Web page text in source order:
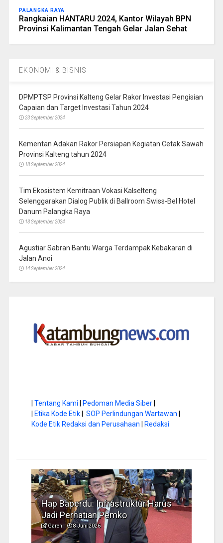
PALANGKA RAYA
Rangkaian HANTARU 2024, Kantor Wilayah BPN
Provinsi Kalimantan Tengah Gelar Jalan Sehat
EKONOMI & BISNIS
DPMPTSP Provinsi Kalteng Gelar Rakor Investasi Pengisian
Capaian dan Target Investasi Tahun 2024
23 September 2024
Kementan Adakan Rakor Persiapan Kegiatan Cetak Sawah
Provinsi Kalteng tahun 2024
18 September 2024
Tim Ekosistem Kemitraan Vokasi Kalselteng
Selenggarakan Dialog Publik di Ballroom Swiss-Bel Hotel
Danum Palangka Raya
18 September 2024
Agustiar Sabran Bantu Warga Terdampak Kebakaran di
Jalan Anoi
14 September 2024
Tentang Kami Pedoman Media Siber|
Etika Kode Etik| SOP Perlindungan Wartawan
Kode Etik Redaksi dan Perusahaan
Redaksi
Hap Baperdu: Infrastruktur Harus
Jadi Perhatian Pemko
Garen 8 Juni 2026